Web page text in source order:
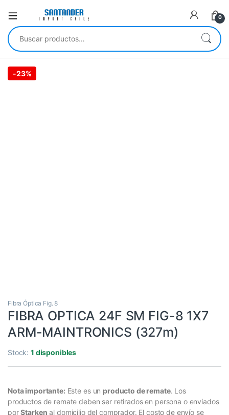
0
Buscar por:
-23%
Fibra Óptica Fig. 8
FIBRA OPTICA 24F SM FIG-8 1X7
ARM-MAINTRONICS (327m)
Stock:1 disponibles
Nota importante: Este es un producto de remate. Los
productos de remate deben ser retirados en persona o enviados
porStarken al domicilio del comprador. El costo de envío se